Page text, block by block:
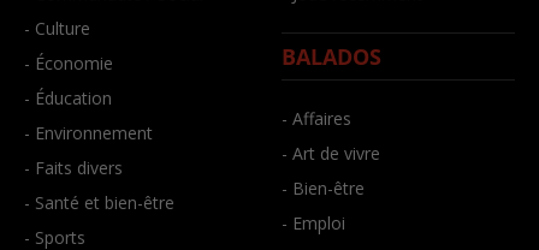
- Culture
- Économie
- Éducation
- Environnement
- Faits divers
- Santé et bien-être
- Sports
BALADOS
- Affaires
- Art de vivre
- Bien-être
- Emploi